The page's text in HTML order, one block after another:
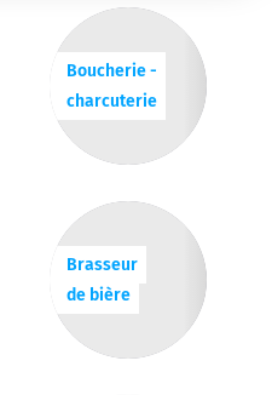
Boucherie -
charcuterie
Brasseur
de bière